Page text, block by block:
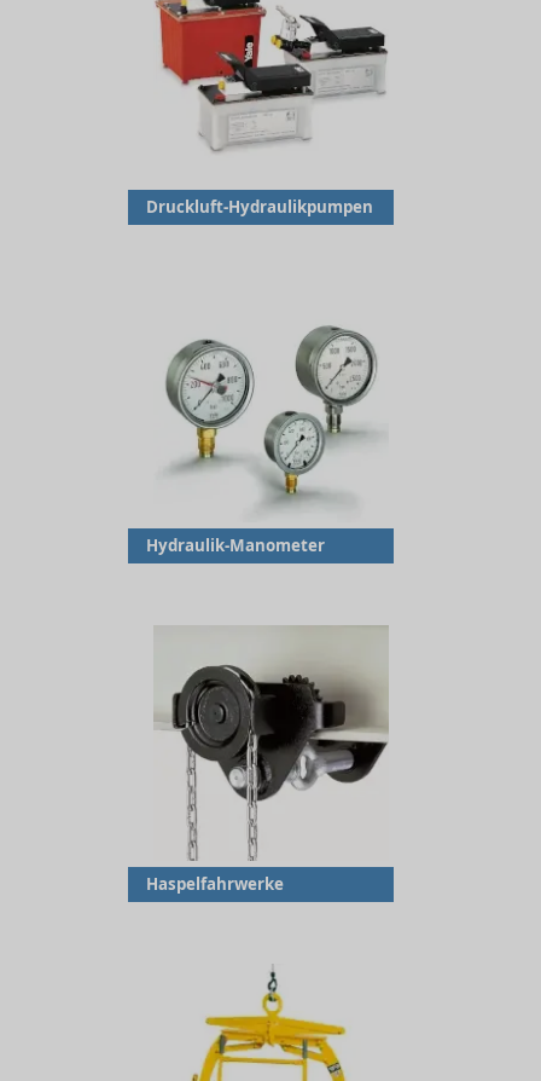
Druckluft-Hydraulikpumpen
Hydraulik-Manometer
Haspelfahrwerke